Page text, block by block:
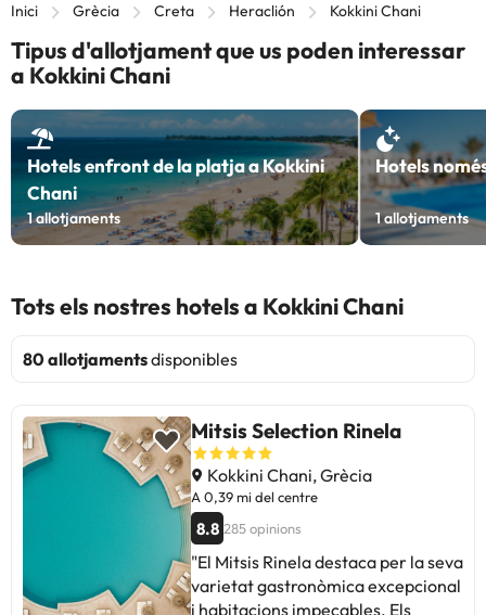
Inici Grècia Creta Heraclión Kokkini Chani
Tipus d'allotjament que us poden interessar
a Kokkini Chani
Hotels enfront de la platja a Kokkini
Chani
1allotjaments
Hotels
1allotjaments
Tots els nostres hotels a Kokkini Chani
80 allotjamentsdisponibles
Mitsis Selection Rinela
Kokkini Chani, Grècia
A 0,39 mi del centre
8.8 285 opinions
"El Mitsis Rinela destaca per la seva
varietat gastronòmica excepcional
i habitacions impecables. Els